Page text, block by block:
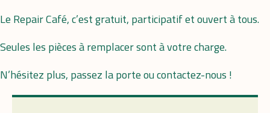
Le Repair Café, c’est gratuit, participatif et ouvert à tous.
Seules les pièces à remplacer sont à votre charge.
N’hésitez plus, passez la porte ou contactez-nous !